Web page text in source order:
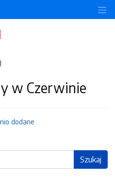
w Czerwinie
dodane
Szukaj